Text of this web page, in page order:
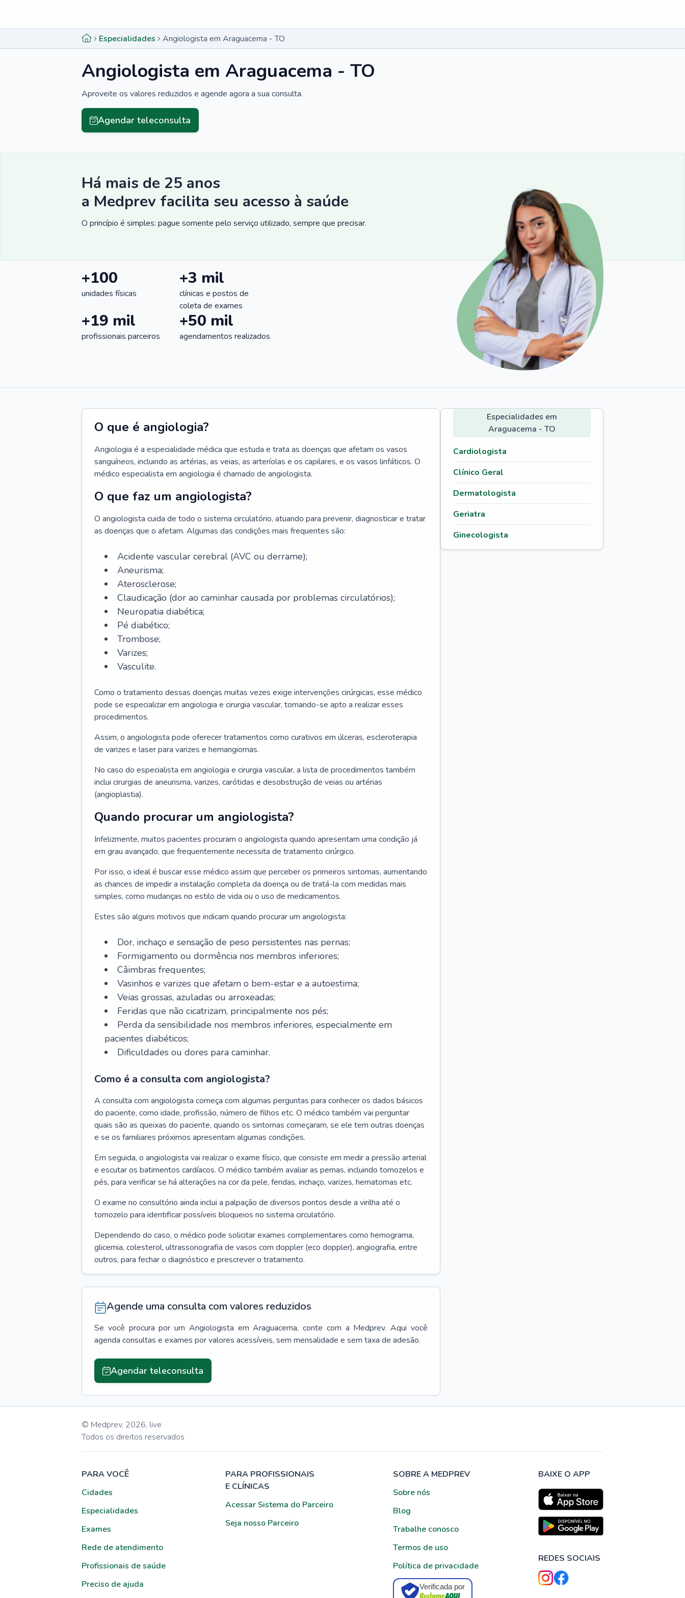
Especialidades Angiologista em Araguacema - TO
Angiologista em Araguacema - TO
Aproveite os valores reduzidos e agende agora a sua consulta.
Agendar teleconsulta
Há mais de 25 anos
a Medprev facilita seu acesso à saúde
O princípio é simples: pague somente pelo serviço utilizado, sempre que precisar.
+100
unidades físicas
+3 mil
clínicas e postos de
coleta de exames
+19 mil
profissionais parceiros
+50 mil
agendamentos realizados
O que é angiologia?
Angiologia é a especialidade médica que estuda e trata as doenças que afetam os vasos
sanguíneos, incluindo as artérias, as veias, as arteríolas e os capilares, e os vasos linfáticos. O
médico especialista em angiologia é chamado de angiologista.
O que faz um angiologista?
O angiologista cuida de todo o sistema circulatório, atuando para prevenir, diagnosticar e tratar
as doenças que o afetam. Algumas das condições mais frequentes são:
Acidente vascular cerebral (AVC ou derrame);
Aneurisma;
Aterosclerose;
Claudicação (dor ao caminhar causada por problemas circulatórios);
Neuropatia diabética;
Pé diabético;
Trombose;
Varizes;
Vasculite.
Como o tratamento dessas doenças muitas vezes exige intervenções cirúrgicas, esse médico
pode se especializar em angiologia e cirurgia vascular, tornando-se apto a realizar esses
procedimentos.
Assim, o angiologista pode oferecer tratamentos como curativos em úlceras, escleroterapia
de varizes e laser para varizes e hemangiomas.
No caso do especialista em angiologia e cirurgia vascular, a lista de procedimentos também
inclui cirurgias de aneurisma, varizes, carótidas e desobstrução de veias ou artérias
(angioplastia).
Quando procurar um angiologista?
Infelizmente, muitos pacientes procuram o angiologista quando apresentam uma condição já
em grau avançado, que frequentemente necessita de tratamento cirúrgico.
Por isso, o ideal é buscar esse médico assim que perceber os primeiros sintomas, aumentando
as chances de impedir a instalação completa da doença ou de tratá-la com medidas mais
simples, como mudanças no estilo de vida ou o uso de medicamentos.
Estes são alguns motivos que indicam quando procurar um angiologista:
Dor, inchaço e sensação de peso persistentes nas pernas;
Formigamento ou dormência nos membros inferiores;
Câimbras frequentes;
Vasinhos e varizes que afetam o bem-estar e a autoestima;
Veias grossas, azuladas ou arroxeadas;
Feridas que não cicatrizam, principalmente nos pés;
Perda da sensibilidade nos membros inferiores, especialmente em
pacientes diabéticos;
Dificuldades ou dores para caminhar.
Como é a consulta com angiologista?
A consulta com angiologista começa com algumas perguntas para conhecer os dados básicos
do paciente, como idade, profissão, número de filhos etc. O médico também vai perguntar
quais são as queixas do paciente, quando os sintomas começaram, se ele tem outras doenças
e se os familiares próximos apresentam algumas condições.
Em seguida, o angiologista vai realizar o exame físico, que consiste em medir a pressão arterial
e escutar os batimentos cardíacos. O médico também avaliar as pernas, incluindo tornozelos e
pés, para verificar se há alterações na cor da pele, feridas, inchaço, varizes, hematomas etc.
O exame no consultório ainda inclui a palpação de diversos pontos desde a virilha até o
tornozelo para identificar possíveis bloqueios no sistema circulatório.
Dependendo do caso, o médico pode solicitar exames complementares como hemograma,
glicemia, colesterol, ultrassonografia de vasos com doppler (eco doppler), angiografia, entre
outros, para fechar o diagnóstico e prescrever o tratamento.
Agende uma consulta com valores reduzidos
Se você procura por um Angiologista em Araguacema, conte com a Medprev. Aqui você
agenda consultas e exames por valores acessíveis, sem mensalidade e sem taxa de adesão.
Agendar teleconsulta
Especialidades em
Araguacema - TO
Cardiologista
Clínico Geral
Dermatologista
Geriatra
Ginecologista
© Medprev, 2026, live
Todos os direitos reservados
PARA VOCÊ
Cidades
Especialidades
Exames
Rede de atendimento
Profissionais de saúde
Preciso de ajuda
PARA PROFISSIONAIS
E CLÍNICAS
Acessar Sistema do Parceiro
Seja nosso Parceiro
SOBRE A MEDPREV
Sobre nós
Blog
Trabalhe conosco
Termos de uso
Política de privacidade
Verificada por
BAIXE O APP
REDES SOCIAIS